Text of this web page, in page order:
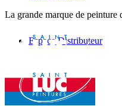
La grande marque de peinture
Espace Distributeur